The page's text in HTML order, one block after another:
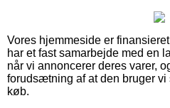
Vores hjemmeside er
har et fast samarbejde med en
når vi annoncerer deres varer,
forudsætning af at den bruger
køb.